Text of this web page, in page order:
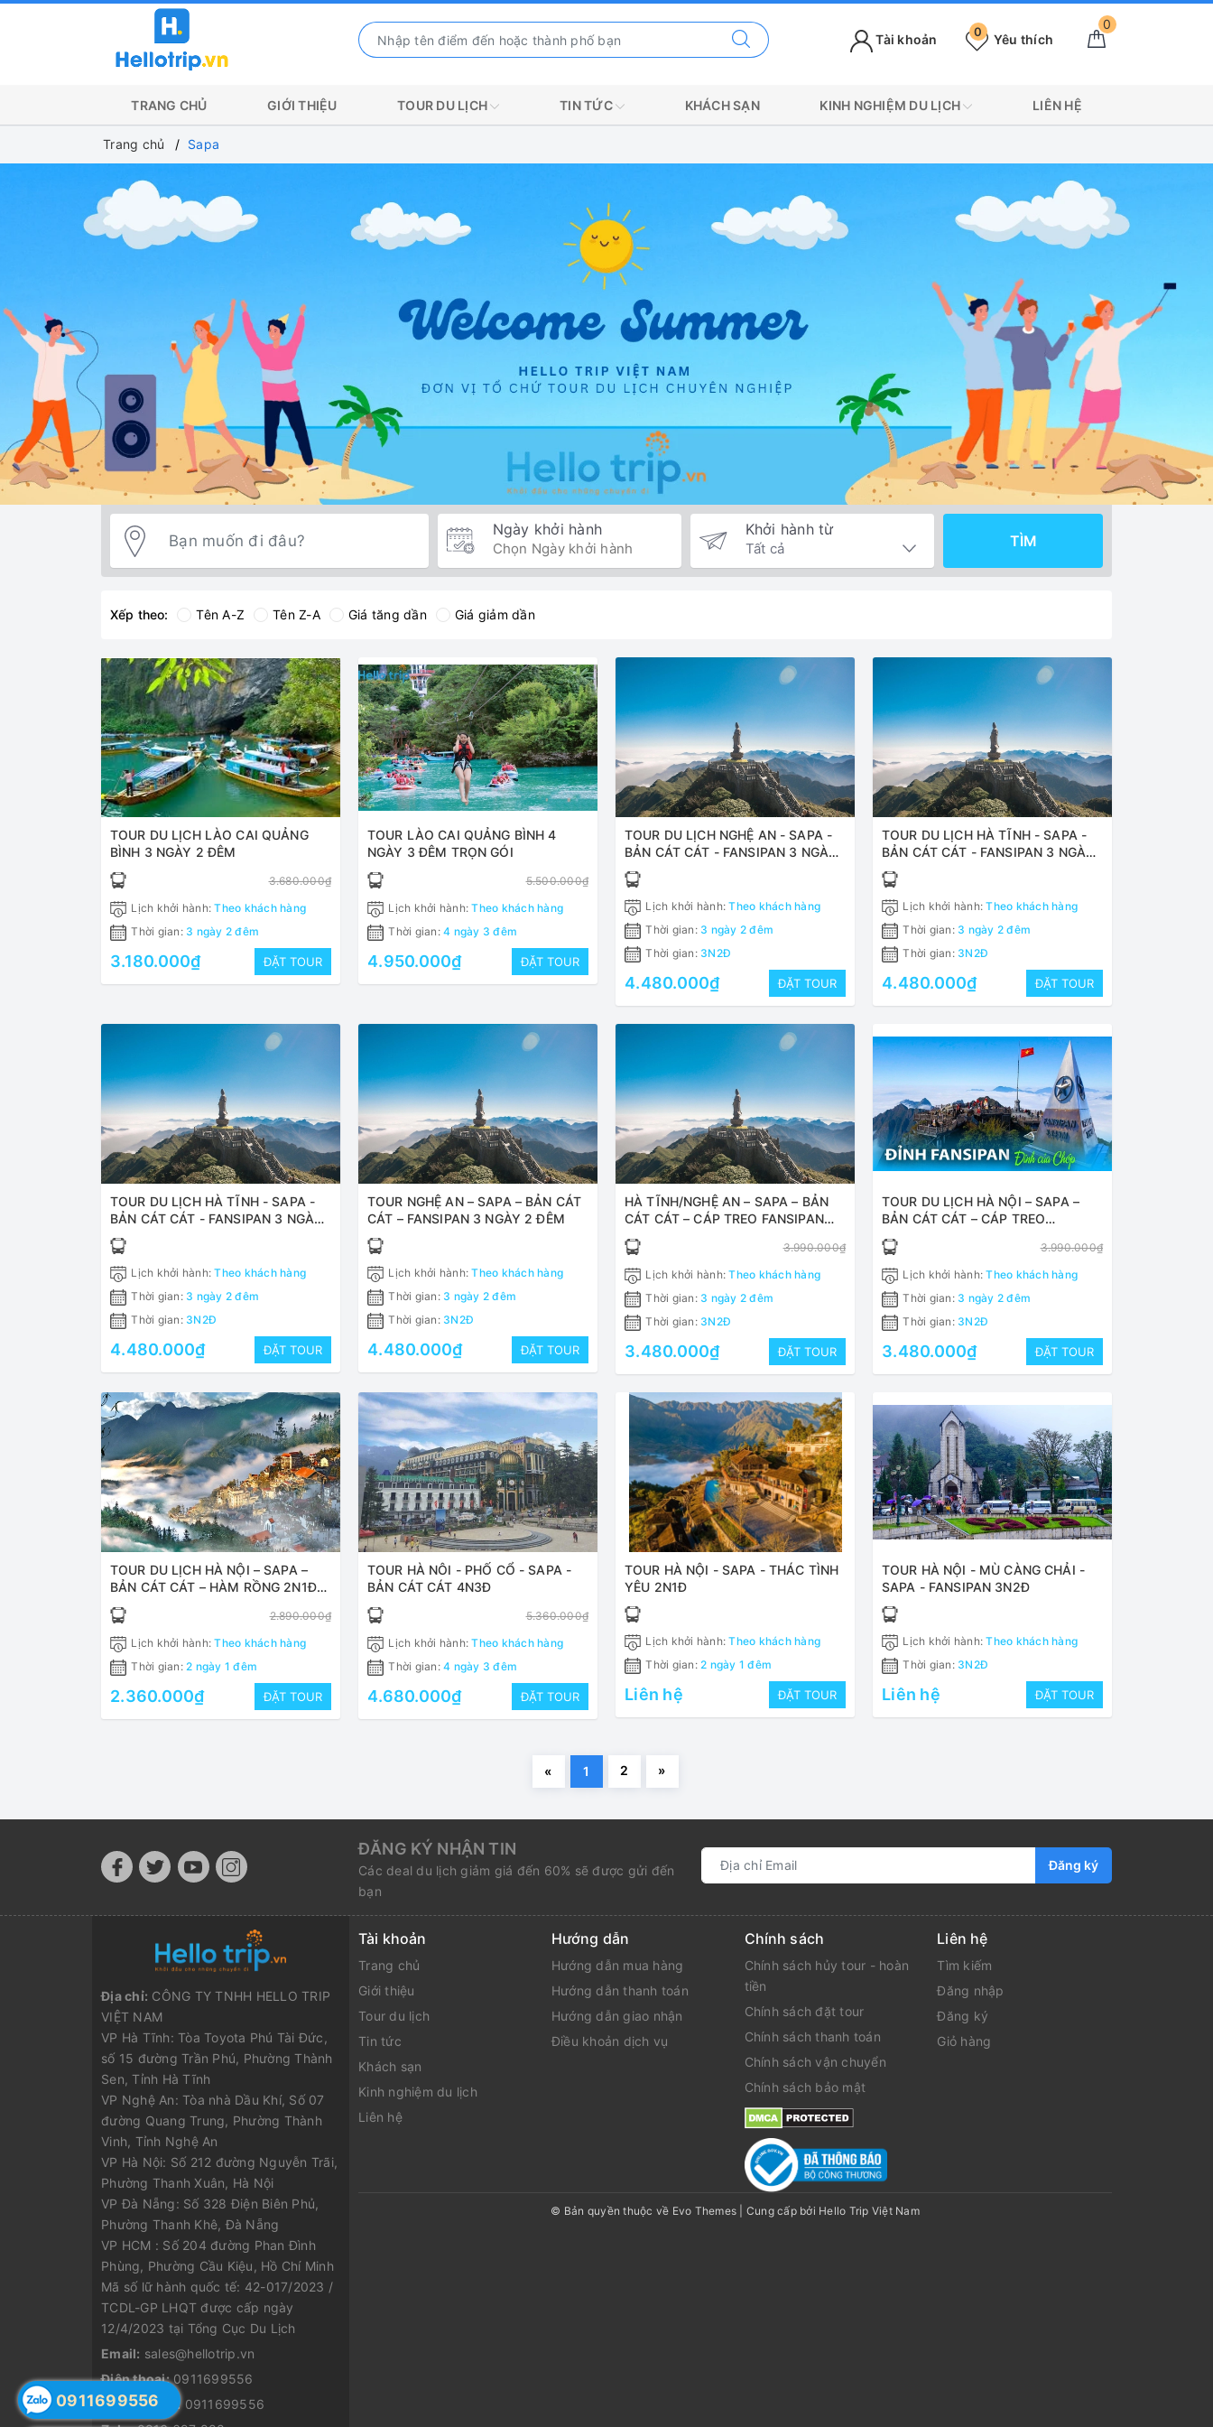
0
Yêu thích
0
Tài khoản
TRANG CHỦ GIỚI THIỆU TOUR DU LỊCH TIN TỨC KHÁCH SẠN KINH NGHIỆM DU LỊCH LIÊN HỆ
Trang chủ Sapa
Ngày khởi hành Khởi hành từ
TÌM
Xếp theo: Tên A-Z Tên Z-A Giá tăng dần Giá giảm dần
TOUR DU LỊCH LÀO CAI QUẢNG
BÌNH 3 NGÀY 2 ĐÊM
3.680.000₫
Lịch khởi hành:Theo khách hàng
Thời gian: 3 ngày 2 đêm
3.180.000₫ ĐẶT TOUR
TOUR LÀO CAI QUẢNG BÌNH 4
NGÀY 3 ĐÊM TRỌN GÓI
5.500.000₫
Lịch khởi hành:Theo khách hàng
Thời gian: 4 ngày 3 đêm
4.950.000₫ ĐẶT TOUR
TOUR DU LỊCH NGHỆ AN - SAPA -
BẢN CÁT CÁT - FANSIPAN 3 NGÀY
2 ĐÊM
Lịch khởi hành:Theo khách hàng
Thời gian: 3 ngày 2 đêm
Thời gian: 3N2Đ
4.480.000₫ ĐẶT TOUR
TOUR DU LỊCH HÀ TĨNH - SAPA -
BẢN CÁT CÁT - FANSIPAN 3 NGÀY
2 ĐÊM
Lịch khởi hành:Theo khách hàng
Thời gian: 3 ngày 2 đêm
Thời gian: 3N2Đ
4.480.000₫ ĐẶT TOUR
TOUR DU LỊCH HÀ TĨNH - SAPA -
BẢN CÁT CÁT - FANSIPAN 3 NGÀY
2 ĐÊM
Lịch khởi hành:Theo khách hàng
Thời gian: 3 ngày 2 đêm
Thời gian: 3N2Đ
4.480.000₫ ĐẶT TOUR
TOUR NGHỆ AN – SAPA – BẢN CÁT
CÁT – FANSIPAN 3 NGÀY 2 ĐÊM
Lịch khởi hành:Theo khách hàng
Thời gian: 3 ngày 2 đêm
Thời gian: 3N2Đ
4.480.000₫ ĐẶT TOUR
HÀ TĨNH/NGHỆ AN – SAPA – BẢN
CÁT CÁT – CÁP TREO FANSIPAN
3N2Đ TRỌN GÓI
3.990.000₫
Lịch khởi hành:Theo khách hàng
Thời gian: 3 ngày 2 đêm
Thời gian: 3N2Đ
3.480.000₫ ĐẶT TOUR
TOUR DU LỊCH HÀ NỘI – SAPA –
BẢN CÁT CÁT – CÁP TREO
FANSIPAN 3N2Đ TRỌN GÓI
3.990.000₫
Lịch khởi hành:Theo khách hàng
Thời gian: 3 ngày 2 đêm
Thời gian: 3N2Đ
3.480.000₫ ĐẶT TOUR
TOUR DU LỊCH HÀ NỘI – SAPA –
BẢN CÁT CÁT – HÀM RỒNG 2N1Đ
TRỌN GÓI
2.890.000₫
Lịch khởi hành:Theo khách hàng
Thời gian: 2 ngày 1 đêm
2.360.000₫ ĐẶT TOUR
TOUR HÀ NÔI - PHỐ CỔ - SAPA -
BẢN CÁT CÁT 4N3Đ
5.360.000₫
Lịch khởi hành:Theo khách hàng
Thời gian: 4 ngày 3 đêm
4.680.000₫ ĐẶT TOUR
TOUR HÀ NỘI - SAPA - THÁC TÌNH
YÊU 2N1Đ
Lịch khởi hành:Theo khách hàng
Thời gian: 2 ngày 1 đêm
Liên hệ ĐẶT TOUR
TOUR HÀ NỘI - MÙ CÀNG CHẢI -
SAPA - FANSIPAN 3N2Đ
Lịch khởi hành:Theo khách hàng
Thời gian: 3N2Đ
Liên hệ ĐẶT TOUR
« 1 2 »
ĐĂNG KÝ NHẬN TIN
Các deal du lịch giảm giá đến 60% sẽ được gửi đến
bạn
Đăng ký
Địa chỉ: CÔNG TY TNHH HELLO TRIP
VIỆT NAM
VP Hà Tĩnh: Tòa Toyota Phú Tài Đức,
số 15 đường Trần Phú, Phường Thành
Sen, Tỉnh Hà Tĩnh
VP Nghệ An: Tòa nhà Dầu Khí, Số 07
đường Quang Trung, Phường Thành
Vinh, Tỉnh Nghệ An
VP Hà Nội: Số 212 đường Nguyễn Trãi,
Phường Thanh Xuân, Hà Nội
VP Đà Nẵng: Số 328 Điện Biên Phủ,
Phường Thanh Khê, Đà Nẵng
VP HCM : Số 204 đường Phan Đình
Phùng, Phường Cầu Kiệu, Hồ Chí Minh
Mã số lữ hành quốc tế: 42-017/2023 /
TCDL-GP LHQT được cấp ngày
12/4/2023 tại Tổng Cục Du Lịch
Email: sales@hellotrip.vn
Điện thoại: 0911699556
Điện thoại 2: 0911699556
Tài khoản
Trang chủ
Giới thiệu
Tour du lịch
Tin tức
Khách sạn
Kinh nghiệm du lịch
Liên hệ
Hướng dẫn
Hướng dẫn mua hàng
Hướng dẫn thanh toán
Hướng dẫn giao nhận
Điều khoản dịch vụ
Chính sách
Chính sách hủy tour - hoàn
tiền
Chính sách đặt tour
Chính sách thanh toán
Chính sách vận chuyển
Chính sách bảo mật
Liên hệ
Tìm kiếm
Đăng nhập
Đăng ký
Giỏ hàng
© Bản quyền thuộc về Evo Themes Cung cấp bởi Hello Trip Việt Nam
0911699556